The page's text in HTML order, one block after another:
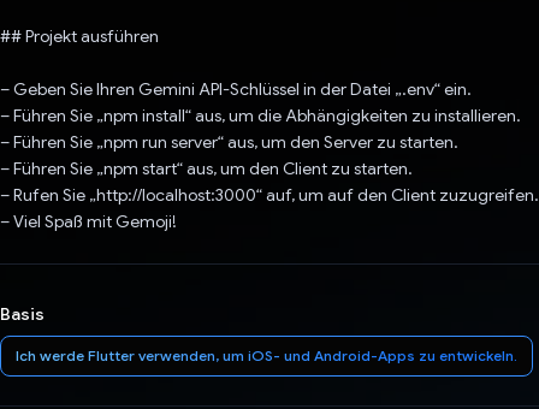
## Projekt ausführen
– Geben Sie Ihren Gemini API-Schlüssel in der Datei „.env“ ein.
– Führen Sie „npm install“ aus, um die Abhängigkeiten zu installieren.
– Führen Sie „npm run server“ aus, um den Server zu starten.
– Führen Sie „npm start“ aus, um den Client zu starten.
– Rufen Sie „http://localhost:3000“ auf, um auf den Client zuzugreifen.
– Viel Spaß mit Gemoji!
Basis
Ich werde Flutter verwenden, um iOS- und Android-Apps zu entwickeln.